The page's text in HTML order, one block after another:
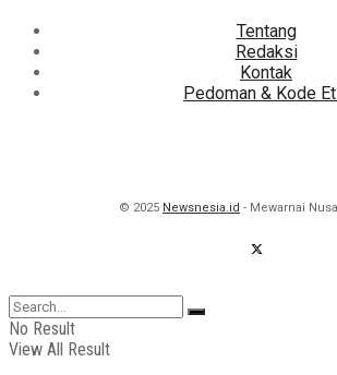
Tentang
Redaksi
Kontak
Pedoman & Kode
© 2025 Newsnesia.id - Mewarnai
No Result
View All Result